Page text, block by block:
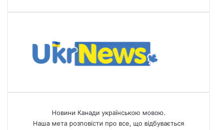
Новини Канади українською мовою.
Наша мета розповісти про все, що відбувається